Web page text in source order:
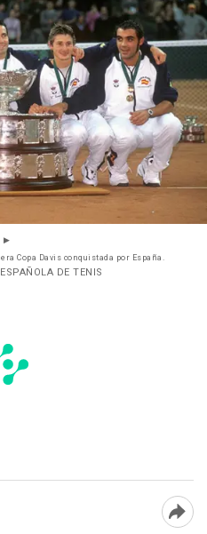
Copa Davis conquistada por España.
DE TENIS